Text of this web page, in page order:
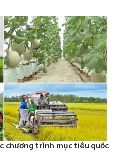
chương trình mục tiêu quốc